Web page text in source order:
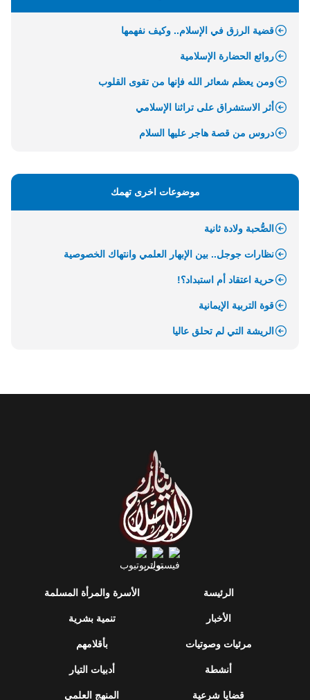
قضية الرزق في الإسلام.. وكيف نفهمها
روائع الحضارة الإسلامية
ومن يعظم شعائر الله فإنها من تقوى القلوب
أثر الاستشراق على تراثنا الإسلامي
دروس من قصة هاجر عليها السلام
موضوعات اخرى تهمك
الصُّحبة ولادة ثانية
نظارات جوجل.. بين الإبهار العلمي وانتهاك الخصوصية
حرية اعتقاد أم استبداد؟!
قوة التربية الإيمانية
الريشة التي لم تحلق عاليا
الرئيسة
الأخبار
مرئيات وصوتيات
أنشطة
قضايا شرعية
الأسرة والمرأة المسلمة
تنمية بشرية
بأقلامهم
أدبيات التيار
المنهج العلمي